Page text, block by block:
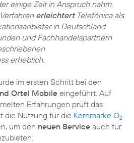
einige Zeit in Anspruch nahm.
erleichtertTelefónica als
in Deutschland
und Fachhandelspartnern
erheblich.
im ersten Schritt bei den
Ortel Mobile eingeführt. Auf
Erfahrungen prüft das
die Nutzung für die Kernmarke O2
um den neuen Service auch für